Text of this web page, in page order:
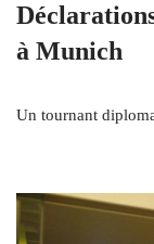
à Munich
Un tournant